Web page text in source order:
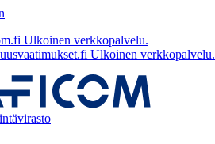
Ulkoinen verkkopalvelu.
Ulkoinen verkkopalvelu.